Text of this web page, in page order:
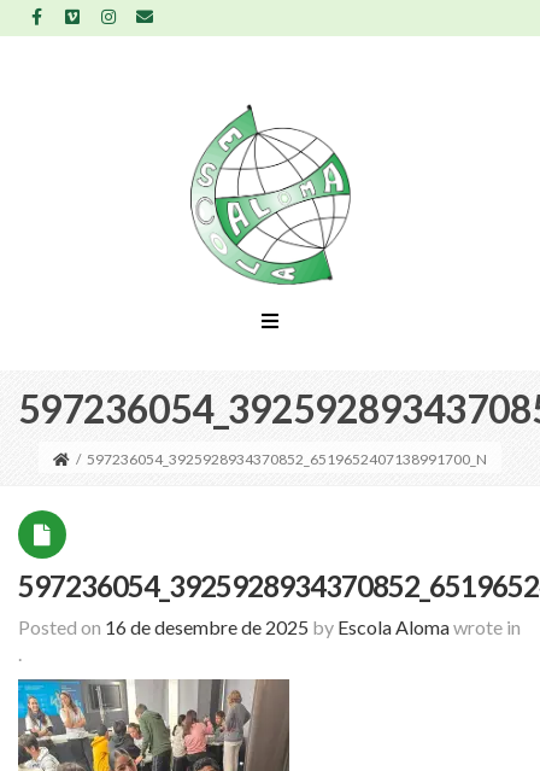
/ 597236054_3925928934370852_6519652407138991700_N
Posted on 16 de desembre de 2025 by Escola Alomawrote in
.